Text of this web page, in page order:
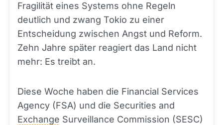
Fragilität eines Systems ohne Regeln
deutlich und zwang Tokio zu einer
Entscheidung zwischen Angst und Reform.
Zehn Jahre später reagiert das Land nicht
mehr: Es treibt an.
Diese Woche haben die Financial Services
Agency (FSA) und die Securities and
Exchange Surveillance Commission (SESC)